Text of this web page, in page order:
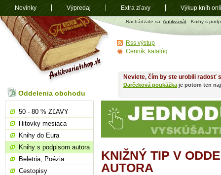
Antikvariát
shop.sk
Nachádzate sa: Antikvariát - Knihy s
KNIŽNÝ TIP V
AUTORA
Neviete, čím by ste urobili radosť
Darčeková poukážka je potom ten
Oddelenia obchodu
50 - 80 % ZĽAVY
Hitovky mesiaca
Knihy do Eura
Knihy s podpisom autora
Beletria, Poézia
Cestopisy
Rss výstup
Cenník, katalóg
Novinky Výpredaj Extra zľavy Výkup kníh